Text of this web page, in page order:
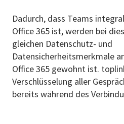
Dadurch, dass Teams
Office 365 ist, werden bei
gleichen Datenschutz- und
Datensicherheitsmerkmale
Office 365 gewohnt ist.
Verschlüsselung aller
bereits während des